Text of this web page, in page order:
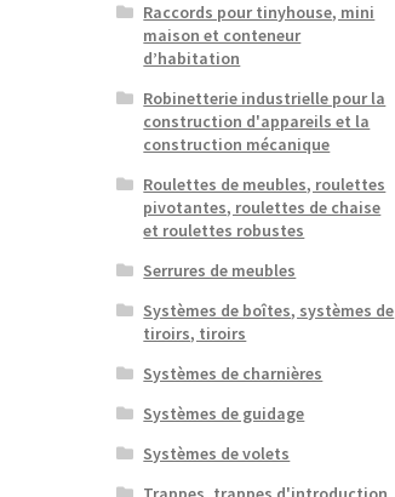
Raccords pour tinyhouse, mini
maison et conteneur
d’habitation
Robinetterie industrielle pour la
construction d'appareils et la
construction mécanique
Roulettes de meubles, roulettes
pivotantes, roulettes de chaise
et roulettes robustes
Serrures de meubles
Systèmes de boîtes, systèmes de
tiroirs, tiroirs
Systèmes de charnières
Systèmes de guidage
Systèmes de volets